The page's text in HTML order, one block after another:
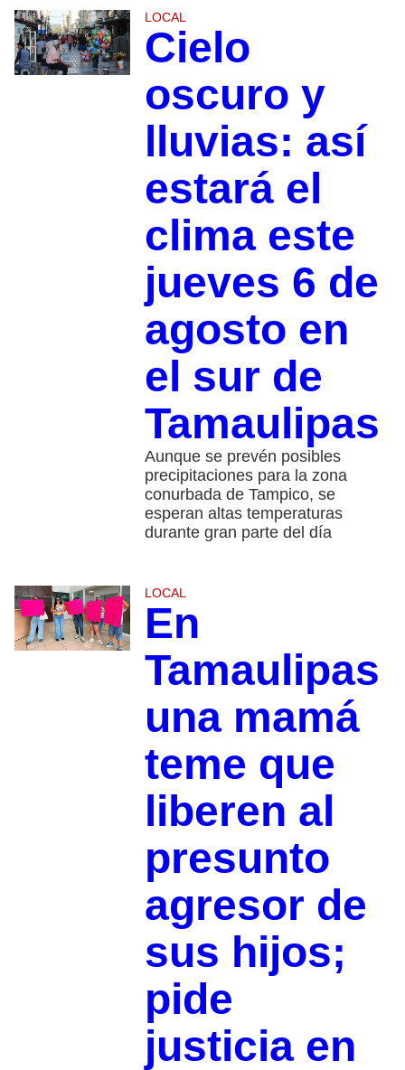
LOCAL
Cielo
oscuro y
lluvias: así
estará el
clima este
jueves 6 de
agosto en
el sur de
Tamaulipas
Aunque se prevén posibles
precipitaciones para la zona
conurbada de Tampico, se
esperan altas temperaturas
durante gran parte del día
LOCAL
En
Tamaulipas
una mamá
teme que
liberen al
presunto
agresor de
sus hijos;
pide
justicia en